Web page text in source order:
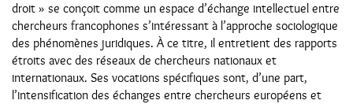
droit » se conçoit comme un espace d’échange intellectuel entre
chercheurs francophones s’intéressant à l’approche sociologique
des phénomènes juridiques. À ce titre, il entretient des rapports
étroits avec des réseaux de chercheurs nationaux et
internationaux. Ses vocations spécifiques sont, d’une part,
l’intensification des échanges entre chercheurs européens et